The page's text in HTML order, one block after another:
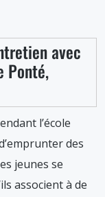
avec
Ponté,
l’école
des
jeunes se
associent à de